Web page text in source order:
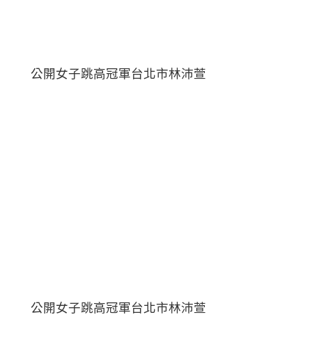
公開女子跳高冠軍台北市林沛萱
公開女子跳高冠軍台北市林沛萱